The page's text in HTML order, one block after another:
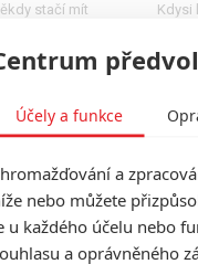
stačí mít
Kdysi
Účely a funkce
a
nebo můžete
u každého účelu nebo
a oprávněného